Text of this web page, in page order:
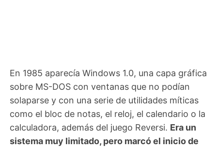
En 1985 aparecía Windows 1.0, una capa gráfica
sobre MS-DOS con ventanas que no podían
solaparse y con una serie de utilidades míticas
como el bloc de notas, el reloj, el calendario o la
calculadora, además del juego Reversi. Era un
sistema muy limitado, pero marcó el inicio de